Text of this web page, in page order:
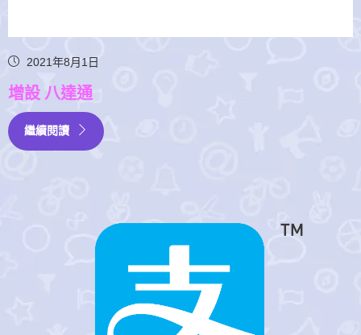
2021年8月1日
增設 八達通
繼續閱讀